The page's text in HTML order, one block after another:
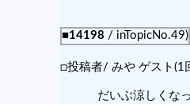
■14198 / inTopicNo.49)
□投稿者/ みや ゲスト
だいぶ涼しくな